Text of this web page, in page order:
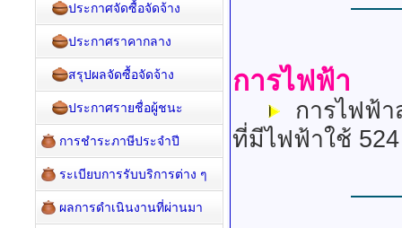
การไฟฟ้า
การไฟฟ้า
ที่มีไฟฟ้าใช้ 524
ประกาศจัดซื้อจัดจ้าง
ประกาศราคากลาง
สรุปผลจัดซื้อจัดจ้าง
ประกาศรายชื่อผู้ชนะ
การชำระภาษีประจำปี
ระเบียบการรับบริการต่าง ๆ
ผลการดำเนินงานที่ผ่านมา